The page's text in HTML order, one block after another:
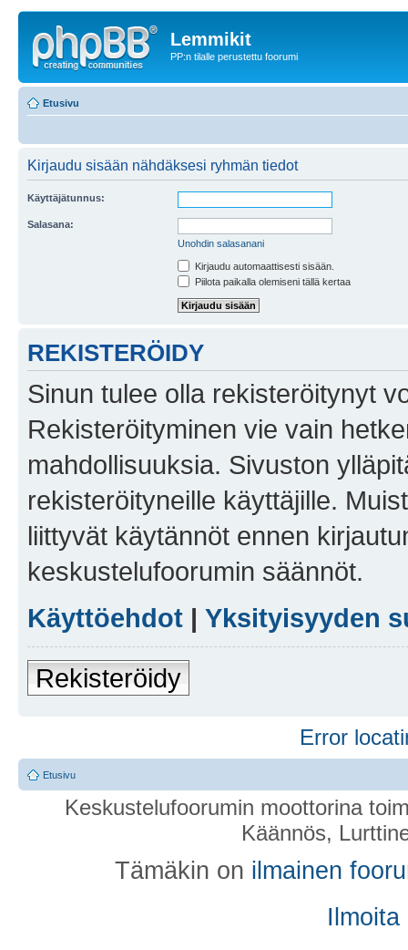
Lemmikit
PP:n tilalle perustettu foorumi
Etusivu
Kirjaudu sisään nähdäksesi ryhmän tiedot
Käyttäjätunnus:
Salasana:
Unohdin salasanani
Kirjaudu automaattisesti sisään.
Piilota paikalla olemiseni tällä kertaa
REKISTERÖIDY
Sinun tulee olla rekisteröitynyt
Rekisteröityminen vie vain
mahdollisuuksia. Sivuston
rekisteröityneille käyttäjille.
liittyvät käytännöt ennen
keskustelufoorumin säännöt.
Käyttöehdot | Yksityisyyden
Rekisteröidy
Error
Etusivu
Keskustelufoorumin moottorina
Käännös,
Tämäkin on ilmainen